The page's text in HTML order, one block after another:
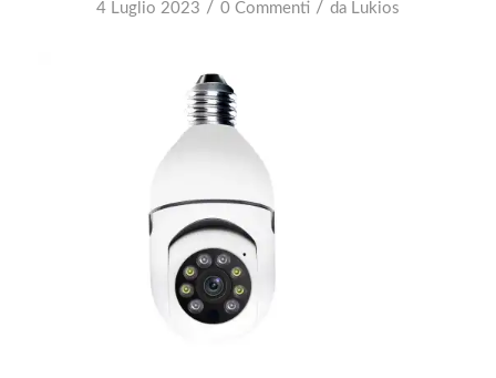
4 Luglio 2023 / 0 Commenti / da Lukios